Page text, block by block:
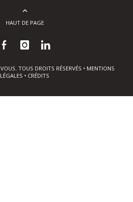
HAUT DE PAGE
TOUS DROITS RÉSERVÉS • MENTIONS
LÉGALES • CRÉDITS